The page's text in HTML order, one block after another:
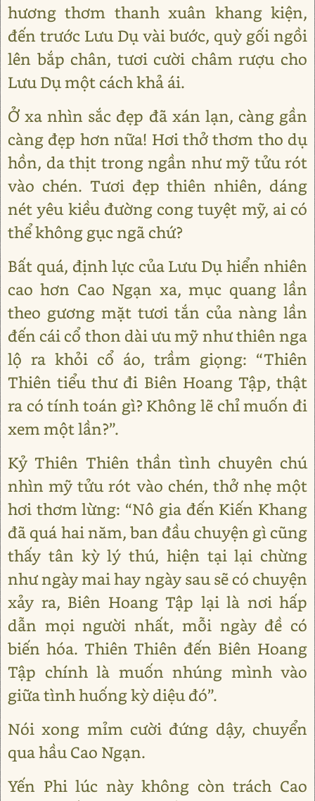
hương thơm thanh xuân khang kiện,
đến trước Lưu Dụ vài bước, quỳ gối ngồi
lên bắp chân, tươi cười châm rượu cho
Lưu Dụ một cách khả ái.
Ở xa nhìn sắc đẹp đã xán lạn, càng gần
càng đẹp hơn nữa! Hơi thở thơm tho dụ
hồn, da thịt trong ngần như mỹ tửu rót
vào chén. Tươi đẹp thiên nhiên, dáng
nét yêu kiều đường cong tuyệt mỹ, ai có
thể không gục ngã chứ?
Bất quá, định lực của Lưu Dụ hiển nhiên
cao hơn Cao Ngạn xa, mục quang lần
theo gương mặt tươi tắn của nàng lần
đến cái cổ thon dài ưu mỹ như thiên nga
lộ ra khỏi cổ áo, trầm giọng: “Thiên
Thiên tiểu thư đi Biên Hoang Tập, thật
ra có tính toán gì? Không lẽ chỉ muốn đi
xem một lần?”.
Kỷ Thiên Thiên thần tình chuyên chú
nhìn mỹ tửu rót vào chén, thở nhẹ một
hơi thơm lừng: “Nô gia đến Kiến Khang
đã quá hai năm, ban đầu chuyện gì cũng
thấy tân kỳ lý thú, hiện tại lại chừng
như ngày mai hay ngày sau sẽ có chuyện
xảy ra, Biên Hoang Tập lại là nơi hấp
dẫn mọi người nhất, mỗi ngày đề có
biến hóa. Thiên Thiên đến Biên Hoang
Tập chính là muốn nhúng mình vào
giữa tình huống kỳ diệu đó”.
Nói xong mỉm cười đứng dậy, chuyển
qua hầu Cao Ngạn.
Yến Phi lúc này không còn trách Cao